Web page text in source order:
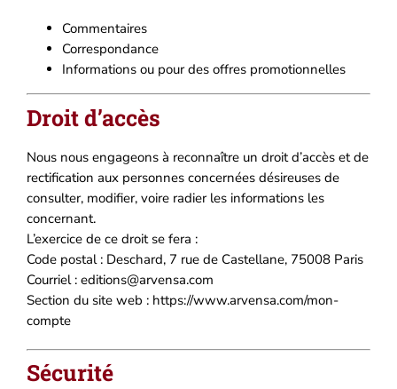
Commentaires
Correspondance
Informations ou pour des offres promotionnelles
Droit d’accès
Nous nous engageons à reconnaître un droit d’accès et de
rectification aux personnes concernées désireuses de
consulter, modifier, voire radier les informations les
concernant.
L’exercice de ce droit se fera :
Code postal : Deschard, 7 rue de Castellane, 75008 Paris
Courriel : editions@arvensa.com
Section du site web : https://www.arvensa.com/mon-
compte
Sécurité